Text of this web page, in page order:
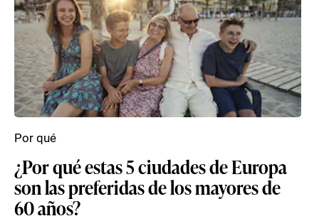
¿Por qué estas 5 ciudades de Europa
son las preferidas de los mayores de
60 años?
Por qué